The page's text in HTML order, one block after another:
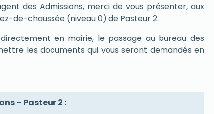
des Admissions, merci de vous présenter, aux
de-chaussée (niveau 0) de Pasteur 2.
en mairie, le passage au bureau des
les documents qui vous seront demandés en
– Pasteur 2 :